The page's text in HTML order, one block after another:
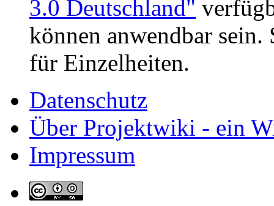
3.0 Deutschland"
können anwendbar
für Einzelheiten.
Datenschutz
Über Projektwiki - ein
Impressum